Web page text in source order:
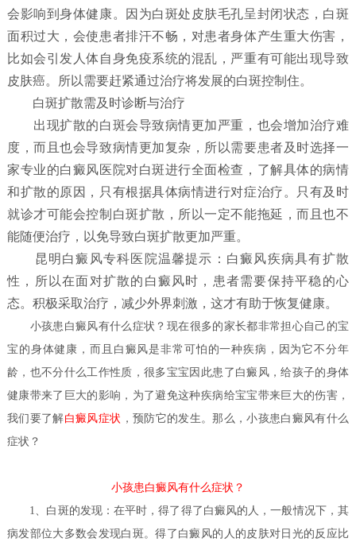
会影响到身体健康。因为白斑处皮肤毛孔呈封闭状态，白斑
面积过大，会使患者排汗不畅，对患者身体产生重大伤害，
比如会引发人体自身免疫系统的混乱，严重有可能出现导致
皮肤癌。所以需要赶紧通过治疗将发展的白斑控制住。
白斑扩散需及时诊断与治疗
出现扩散的白斑会导致病情更加严重，也会增加治疗难
度，而且也会导致病情更加复杂，所以需要患者及时选择一
家专业的白癜风医院对白斑进行全面检查，了解具体的病情
和扩散的原因，只有根据具体病情进行对症治疗。只有及时
就诊才可能会控制白斑扩散，所以一定不能拖延，而且也不
能随便治疗，以免导致白斑扩散更加严重。
昆明白癜风专科医院温馨提示：白癜风疾病具有扩散
性，所以在面对扩散的白癜风时，患者需要保持平稳的心
态。积极采取治疗，减少外界刺激，这才有助于恢复健康。
小孩患白癜风有什么症状？ 现在很多的家长都非常担心自己的宝
宝的身体健康，而且白癜风是非常可怕的一种疾病，因为它不分年
龄，也不分什么工作性质，很多宝宝因此患了白癜风，给孩子的身体
健康带来了巨大的影响，为了避免这种疾病给宝宝带来巨大的伤害，
我们要了解白癜风症状 ，预防它的发生。那么，小孩患白癜风有什么
症状？
小孩患白癜风有什么症状？
1、白斑的发现：在平时，得了得了白癜风的人，一般情况下，其
病发部位大多数会发现白斑。得了白癜风的人的皮肤对日光的反应比